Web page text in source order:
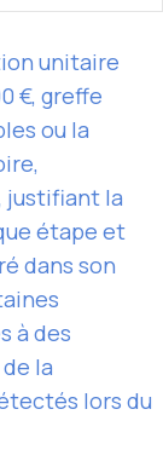
unitaire
€, greffe
ou la
justifiant la
étape et
dans son
à des
la
lors du